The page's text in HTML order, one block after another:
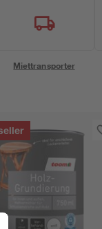
Miettransporter